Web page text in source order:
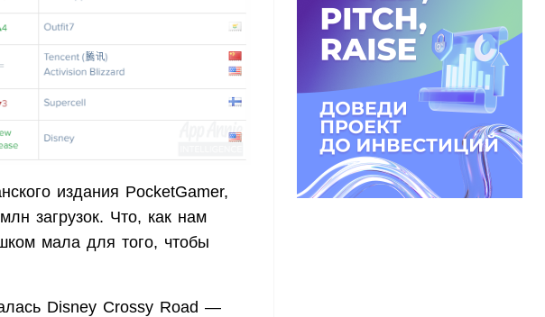
издания PocketGamer,
загрузок. Что, как нам
мала для того, чтобы
Disney Crossy Road —